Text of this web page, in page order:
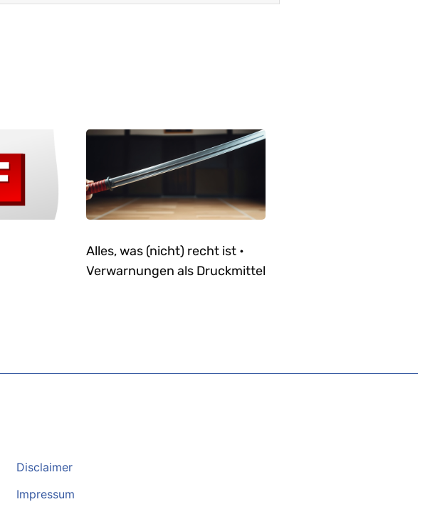
Alles, was (nicht) recht ist •
Verwarnungen als Druckmittel
Disclaimer
Impressum